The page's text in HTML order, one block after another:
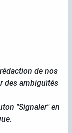
de nos
des ambiguïtés
"Signaler" en